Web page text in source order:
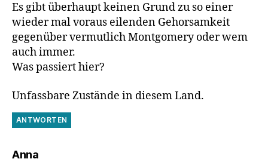
Es gibt überhaupt keinen Grund zu so einer
wieder mal voraus eilenden Gehorsamkeit
gegenüber vermutlich Montgomery oder wem
auch immer.
Was passiert hier?
Unfassbare Zustände in diesem Land.
ANTWORTEN
Annasagt: